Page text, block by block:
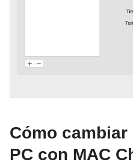
Cómo cambiar
PC con MAC